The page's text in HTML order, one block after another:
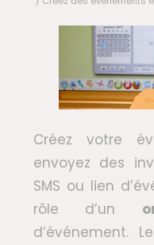
Créez votre
envoyez des
SMS ou lien
rôle d’un
d’événement.